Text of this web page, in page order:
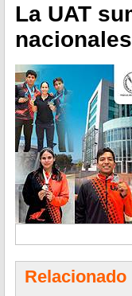
La UAT
Relacionado